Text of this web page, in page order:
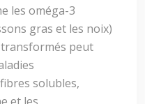
les oméga-3
gras et les noix)
peut
solubles,